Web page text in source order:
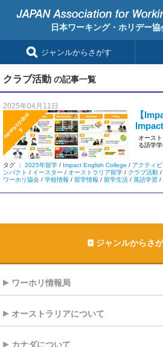
日本ワーキング・ホリデー
ジャンルからさがす
クラブ活動 の記事一覧
2025年04月11日
n
e
w
s
s
y
d
n
e
y
【
2025
オース
る語学
タグ ： 2025年留学 / Impact English College / アクティビ
ンパクト / イースター / オーストラリア留学 / クラブ活動 /
ワーホリ協会 / 学校情報 / 留学情報 / 留学生活 / 英語学習 /
ジャンルからさ
ワーホリ情報局
オーストラリアについて
カナダについて